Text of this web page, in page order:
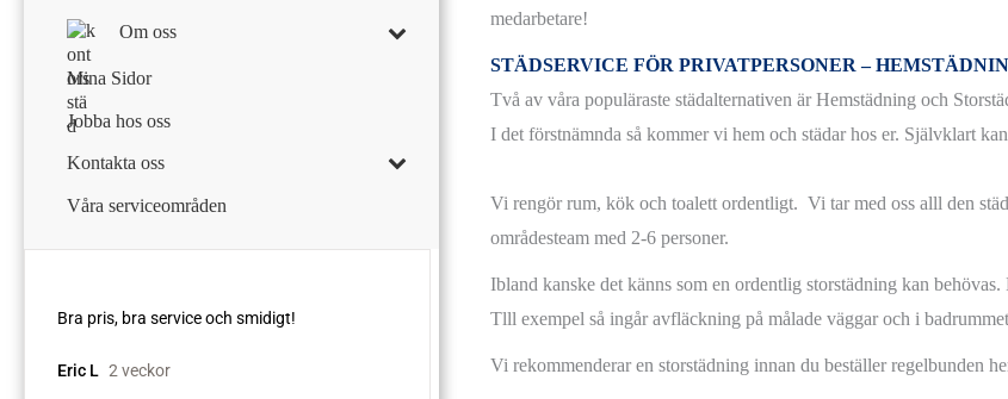
Om oss
Mina Sidor
Jobba hos oss
Kontakta oss
Våra serviceområden
medarbetare!
STÄDSERVICE FÖR PRIVATPERSONER –
Två av våra populäraste städalternativen är Hemstädning och
I det förstnämnda så kommer vi hem och städar hos er. Självklart
Vi rengör rum, kök och toalett ordentligt. Vi tar med oss alll den
områdesteam med 2-6 personer.
Ibland kanske det känns som en ordentlig storstädning kan
Tlll exempel så ingår avfläckning på målade väggar och i
Vi rekommenderar en storstädning innan du beställer regelbunden